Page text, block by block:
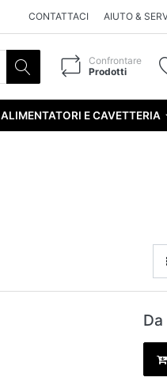
CONTATTACI AIUTO &
Confrontare
Prodotti
ALIMENTATORI E CAVETTERIA